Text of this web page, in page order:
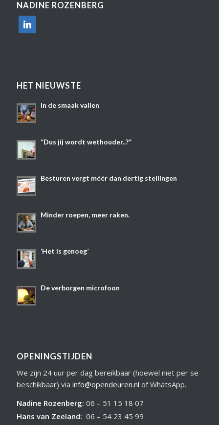
NADINE ROZENBERG
linkedin
HET NIEUWSTE
In de smaak vallen
“Dus jíj wordt wethouder..?”
Besturen vergt méér dan dertig stellingen
Minder roepen, meer raken.
‘Het is genoeg’
De verborgen microfoon
OPENINGSTIJDEN
We zijn 24 uur per dag bereikbaar (hoewel niet per se
beschikbaar) via info@opendeuren.nl of WhatsApp.
Nadine Rozenberg: 06 – 51 15 18 07
Hans van Zeeland: 06 – 54 23 45 99